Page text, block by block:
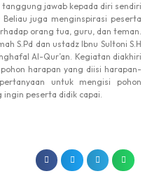
jawab kepada diri sendiri
juga menginspirasi peserta
orang tua, guru, dan teman.
S.Pd dan ustadz Ibnu Sultoni S.H
Al-Qur’an. Kegiatan diakhiri
harapan yang diisi harapan-
untuk mengisi pohon
ingin peserta didik capai.